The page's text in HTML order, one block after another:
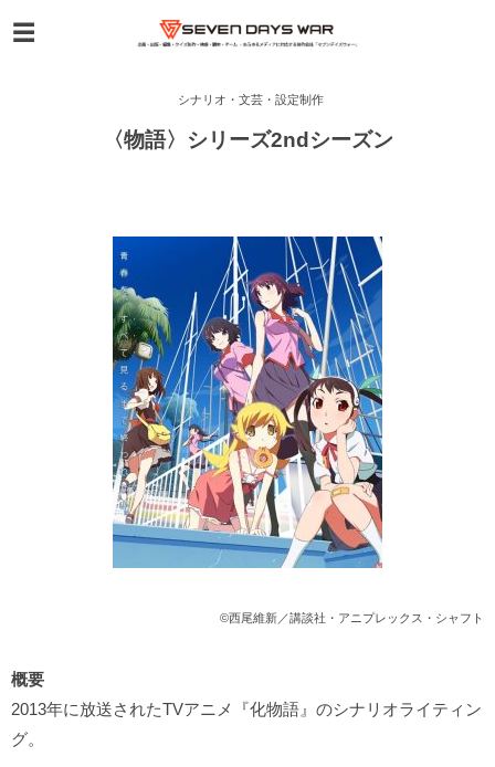
シナリオ・文芸・設定制作
〈物語〉シリーズ2ndシーズン
©西尾維新／講談社・アニプレックス・シャフト
概要
2013年に放送されたTVアニメ『化物語』のシナリオライティン
グ。